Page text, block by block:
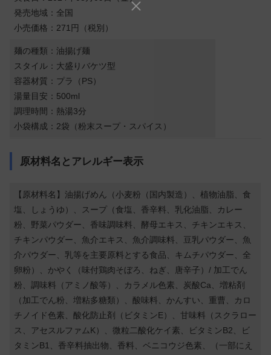
発売地域：全国
小売価格：271円（税別）
麺の種類：油揚げ麺
スタイル：大盛りバケツ型
容器材質：プラ（PS）
湯量目安：500ml
調理時間：熱湯3分
小袋構成：2袋（粉末スープ・スパイス）
原材料名とアレルギー表示
【原材料名】油揚げめん（小麦粉（国内製造）、植物油脂、食
塩、しょうゆ）、スープ（食塩、香辛料、乳化油脂、カレー
粉、野菜パウダー、香味調味料、酵母エキス、チキンエキス、
チキンパウダー、魚介エキス、魚介調味料、豆乳パウダー、魚
介パウダー、乳等を主要原料とする食品、キムチパウダー、全
卵粉）、かやく（味付鶏肉そぼろ、ねぎ、唐辛子）/ 加工でん
粉、調味料（アミノ酸等）、カラメル色素、炭酸Ca、増粘剤
（加工でん粉、増粘多糖類）、酸味料、かんすい、重曹、カロ
チノイド色素、酸化防止剤（ビタミンE）、甘味料（スクラロー
ス、アセスルファムK）、微粒二酸化ケイ素、ビタミンB2、ビ
タミンB1、香辛料抽出物、香料、ベニコウジ色素、（一部にえ